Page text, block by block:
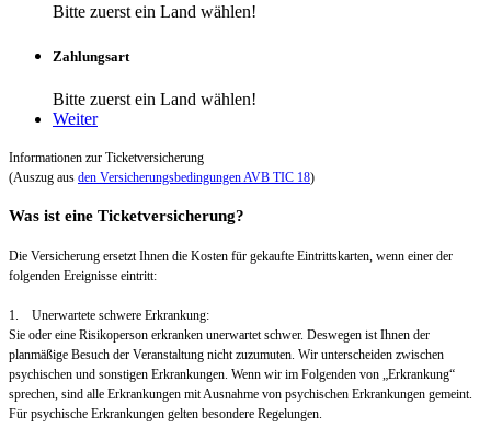
Bitte zuerst ein Land wählen!
Zahlungsart
Bitte zuerst ein Land wählen!
Weiter
Informationen zur Ticketversicherung
(Auszug aus den Versicherungsbedingungen AVB TIC 18)
Was ist eine Ticketversicherung?
Die Versicherung ersetzt Ihnen die Kosten für gekaufte Eintrittskarten, wenn einer der
folgenden Ereignisse eintritt:
1. Unerwartete schwere Erkrankung:
Sie oder eine Risikoperson erkranken unerwartet schwer. Deswegen ist Ihnen der
planmäßige Besuch der Veranstaltung nicht zuzumuten. Wir unterscheiden zwischen
psychischen und sonstigen Erkrankungen. Wenn wir im Folgenden von „Erkrankung“
sprechen, sind alle Erkrankungen mit Ausnahme von psychischen Erkrankungen gemeint.
Für psychische Erkrankungen gelten besondere Regelungen.